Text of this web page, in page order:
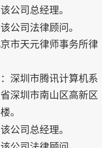
公司总经理。
公司法律顾问。
市天元律师事务所律
深圳市腾讯计算机系
深圳市南山区高新区
楼。
公司总经理。